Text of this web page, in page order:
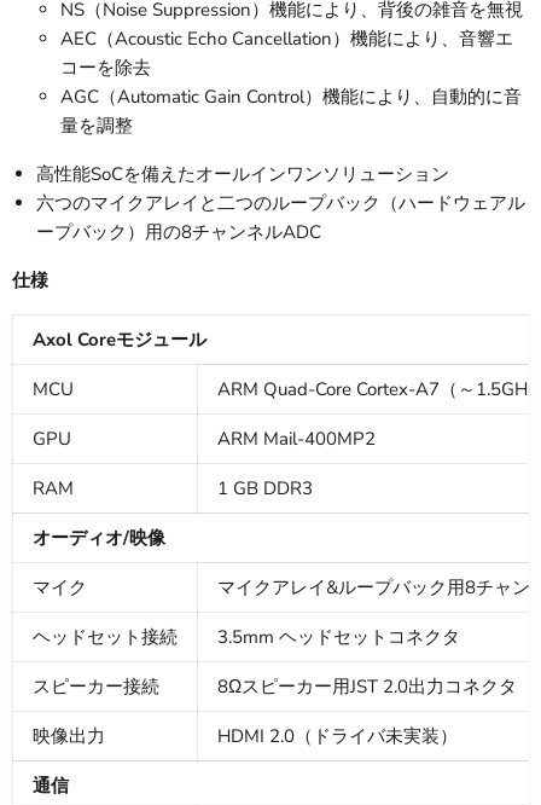
NS（Noise Suppression）機能により、背後の雑音を無視
AEC（Acoustic Echo Cancellation）機能により、音響エ
コーを除去
AGC（Automatic Gain Control）機能により、自動的に音
量を調整
高性能SoCを備えたオールインワンソリューション
六つのマイクアレイと二つのループバック（ハードウェアル
ープバック）用の8チャンネルADC
仕様
Axol Coreモジュール
MCU ARM Quad-Core Cortex-A7（～1.5GHz
GPU ARM Mail-400MP2
RAM 1 GB DDR3
オーディオ/映像
マイク マイクアレイ&ループバック用8チャン
ヘッドセット接続 3.5mm ヘッドセットコネクタ
スピーカー接続 8Ωスピーカー用JST 2.0出力コネクタ
映像出力 HDMI 2.0（ドライバ未実装）
通信